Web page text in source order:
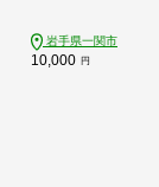
岩手県一関市
10,000 円